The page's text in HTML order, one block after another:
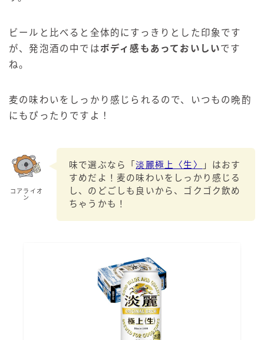
ビールと比べると全体的にすっきりとした印象です
が、発泡酒の中ではボディ感もあっておいしいです
ね。
麦の味わいをしっかり感じられるので、いつもの晩酌
にもぴったりですよ！
コアライオ
ン
味で選ぶなら「淡麗極上〈生〉
」はおす
すめだよ！麦の味わいをしっかり感じる
し、のどごしも良いから、ゴクゴク飲め
ちゃうかも！